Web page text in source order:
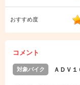
おすすめ度
コメント
対象バイク ＡＤＶ１